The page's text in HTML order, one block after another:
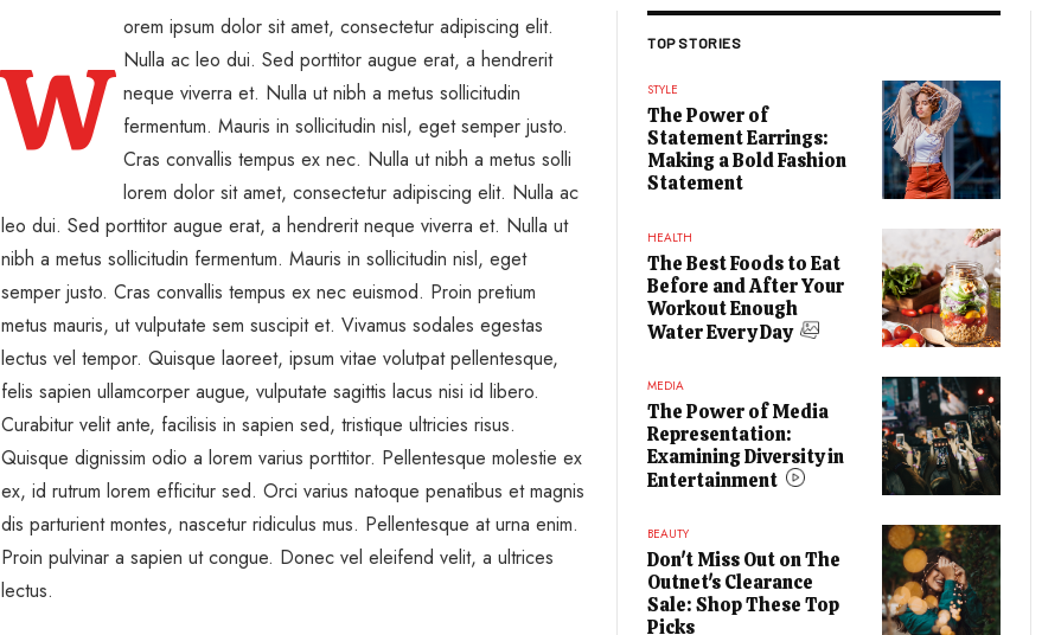
W
orem ipsum dolor sit amet, consectetur adipiscing elit.
Nulla ac leo dui. Sed porttitor augue erat, a hendrerit
neque viverra et. Nulla ut nibh a metus sollicitudin
fermentum. Mauris in sollicitudin nisl, eget semper justo.
Cras convallis tempus ex nec. Nulla ut nibh a metus solli
lorem dolor sit amet, consectetur adipiscing elit. Nulla ac
leo dui. Sed porttitor augue erat, a hendrerit neque viverra et. Nulla ut
nibh a metus sollicitudin fermentum. Mauris in sollicitudin nisl, eget
semper justo. Cras convallis tempus ex nec euismod. Proin pretium
metus mauris, ut vulputate sem suscipit et. Vivamus sodales egestas
lectus vel tempor. Quisque laoreet, ipsum vitae volutpat pellentesque,
felis sapien ullamcorper augue, vulputate sagittis lacus nisi id libero.
Curabitur velit ante, facilisis in sapien sed, tristique ultricies risus.
Quisque dignissim odio a lorem varius porttitor. Pellentesque molestie ex
ex, id rutrum lorem efficitur sed. Orci varius natoque penatibus et magnis
dis parturient montes, nascetur ridiculus mus. Pellentesque at urna enim.
Proin pulvinar a sapien ut congue. Donec vel eleifend velit, a ultrices
lectus.
TOP STORIES
STYLE
The Power of
Statement Earrings:
Making a Bold Fashion
Statement
HEALTH
The Best Foods to Eat
Before and After Your
Workout Enough
Water Every Day
MEDIA
The Power of Media
Representation:
Examining Diversity in
Entertainment
BEAUTY
Don't Miss Out on The
Outnet's Clearance
Sale: Shop These Top
Picks